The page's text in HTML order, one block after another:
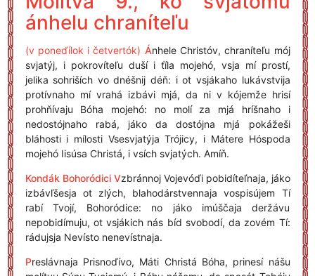
ánhelu chraníteľu
(v poneďílok i četvertók) Ánhele Christóv, chraníteľu mój
svjatýj, i pokrovíteľu duší i ťíla mojehó, vsja mí prostí,
jelika sohriších vo dnéšnij déň: i ot vsjákaho lukávstvija
protívnaho mí vrahá izbávi mjá, da ni v kójemže hrisí
prohňívaju Bóha mojehó: no molí za mjá hríšnaho i
nedostójnaho rabá, jáko da dostójna mjá pokážeši
bláhosti i mílosti Vsesvjatýja Trójicy, i Mátere Hóspoda
mojehó Iisúsa Christá, i vsích svjatých. Amíň.
Kondák Bohoródici Vzbránnoj Vojevóďi pobidíteľnaja, jáko
izbávľšesja ot zlých, blahodárstvennaja vospisújem Tí
rabí Tvojí, Bohoródice: no jáko imúščaja deržávu
nepobidímuju, ot vsjákich nás bíd svobodí, da zovém Tí:
rádujsja Nevísto nenevístnaja.
Preslávnaja Prisnoďívo, Máti Christá Bóha, prinesí nášu